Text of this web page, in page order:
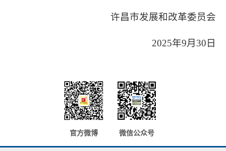
许昌市发展和改革委员会
2025年9月30日
官方微博 微信公众号